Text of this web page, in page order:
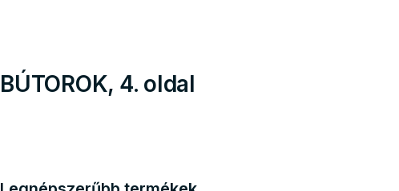
BÚTOROK, 4. oldal